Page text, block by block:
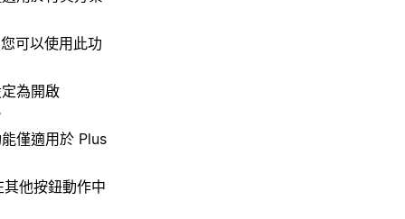
可以使用此功
為開啟
僅適用於 Plus
他按鈕動作中